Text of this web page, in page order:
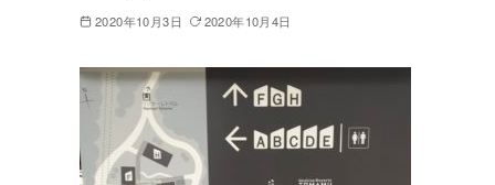
2020年10月3日 2020年10月4日